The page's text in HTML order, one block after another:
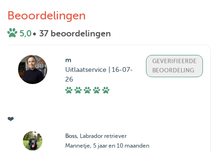
Beoordelingen
5,0• 37 beoordelingen
m
Uitlaatservice | 16-07-
26
GEVERIFIEERDE
BEOORDELING
❤️
Boss, Labrador retriever
Mannetje, 5 jaar en 10 maanden